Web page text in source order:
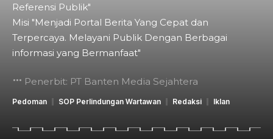
Referensi Publik"
Misi "Menjadi Portal Berita Yang Cepat dan
Terpercaya. Melayani Publik Dengan Berbagai
informasi yang Bermanfaat"
Penerbit: PT Banten Media Sejahtera
Pedoman SOP Perlindungan Wartawan Redaksi Iklan